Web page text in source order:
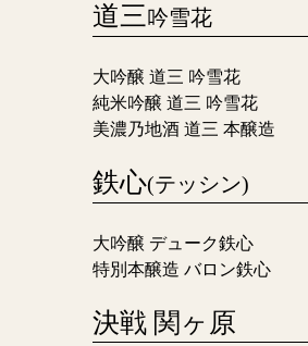
道三吟雪花
大吟醸 道三 吟雪花
純米吟醸 道三 吟雪花
美濃乃地酒 道三 本醸造
鉄心(テッシン)
大吟醸 デューク鉄心
特別本醸造 バロン鉄心
決戦 関ヶ原